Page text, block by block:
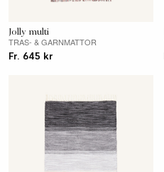
Jolly multi
TRAS- & GARNMATTOR
Fr. 645 kr